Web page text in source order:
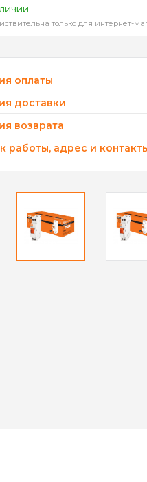
только для интернет-
оплаты
доставки
возврата
работы, адрес и